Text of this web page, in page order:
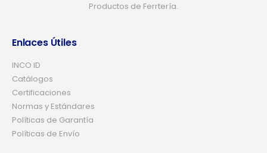
Productos de Ferrtería.
Enlaces Útiles
INCO ID
Catálogos
Certificaciones
Normas y Estándares
Políticas de Garantía
Políticas de Envío